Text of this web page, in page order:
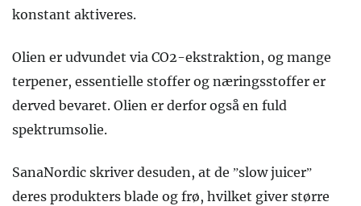
konstant aktiveres.
Olien er udvundet via CO2-ekstraktion, og mange
terpener, essentielle stoffer og næringsstoffer er
derved bevaret. Olien er derfor også en fuld
spektrumsolie.
SanaNordic skriver desuden, at de ”slow juicer”
deres produkters blade og frø, hvilket giver større